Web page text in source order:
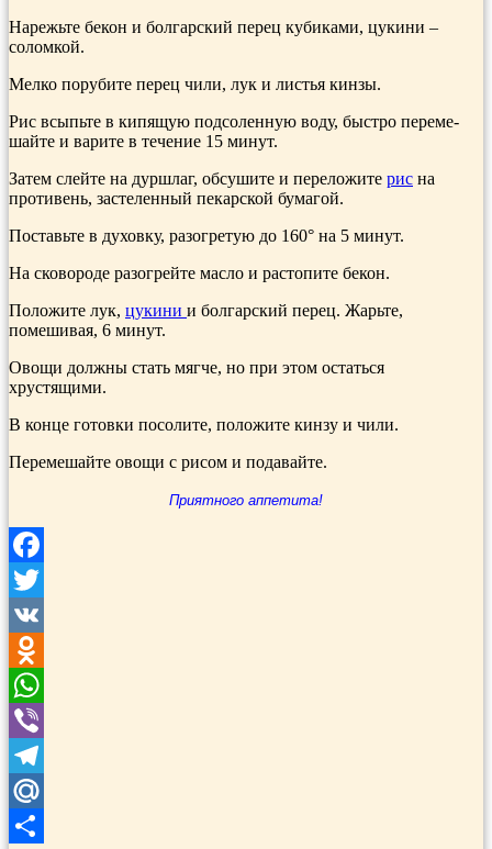
Нарежьте бекон и болгар­ский перец кубиками, цукини –
соломкой.
Мелко порубите перец чи­ли, лук и листья кин­зы.
Рис всыпьте в ки­пящую подсоленную воду, быстро переме­
шайте и варите в те­чение 15 минут.
Затем слейте на дуршлаг, обсушите и переложи­те рис на
противень, за­стеленный пекарской бумагой.
Поставьте в духовку, разогретую до 160° на 5 минут.
На сковороде разо­грейте масло и расто­пите бекон.
Положите лук, цукини и болгарский перец. Жарьте,
помешивая, 6 минут.
Овощи должны стать мягче, но при этом остаться
хрустящими.
В конце готовки посо­лите, положите кинзу и чили.
Перемешайте ово­щи с рисом и пода­вайте.
Приятного аппетита!
Facebook
Twitter
VK
Odnoklassniki
WhatsApp
Viber
Telegram
Mail.Ru